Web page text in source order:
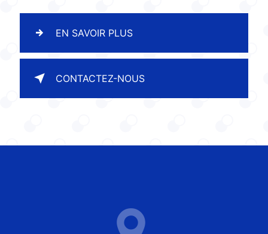
EN SAVOIR PLUS
CONTACTEZ-NOUS